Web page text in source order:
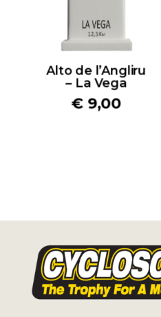
Alto de l’Angliru
– La Vega
€ 9,00